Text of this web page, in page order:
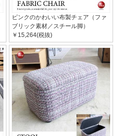
ピンクのかわいい布製チェア（ファ
ブリック素材／スチール脚）
￥15,264(税抜)